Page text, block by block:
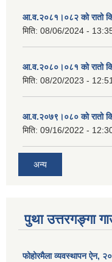
आ.व.२०८१।०८२ को रातो
मिति: 08/06/2024 -
आ.व.२०८०।०८१ को रातो
मिति: 08/20/2023 - 12:51
आ.व.२०७९।०८० को रातो
मिति: 09/16/2022 -
अन्य
पुथा उत्तरगङ्गा
फोहोरमैला व्यवस्थापन ऐन,